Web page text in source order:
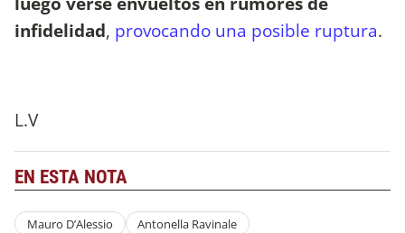
infidelidad, provocando una posible ruptura.
L.V
EN ESTA NOTA
Mauro D’Alessio Antonella Ravinale